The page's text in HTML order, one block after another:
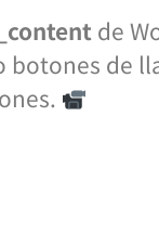
de
botones de